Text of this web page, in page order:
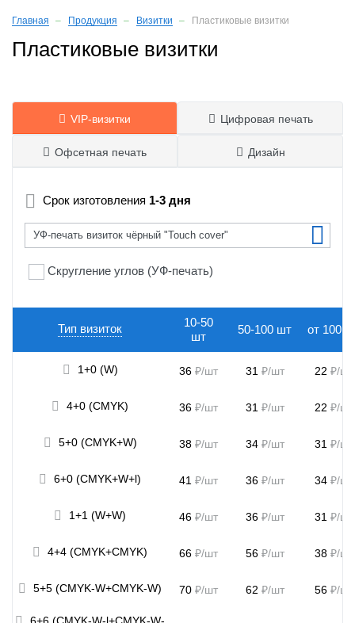
Главная Продукция Визитки Пластиковые визитки
Пластиковые визитки
 VIP-визитки  Цифровая печать
 Офсетная печать  Дизайн
 Срок изготовления 1-3 дня
УФ-печать визиток чёрный "Touch cover"
Скругление углов (УФ-печать)
Тип визиток
10-50
шт
50-100 шт от 100
 1+0 (W) 36 ₽/шт 31 ₽/шт 22 ₽/шт
 4+0 (CMYK) 36 ₽/шт 31 ₽/шт 22 ₽/шт
 5+0 (CMYK+W) 38 ₽/шт 34₽/шт 31 ₽/шт
 6+0 (CMYK+W+l) 41 ₽/шт 36₽/шт 34₽/шт
 1+1 (W+W) 46 ₽/шт 36₽/шт 31 ₽/шт
 4+4 (CMYK+CMYK) 66 ₽/шт 56₽/шт 38₽/шт
 5+5 (CMYK-W+CMYK-W) 70 ₽/шт 62 ₽/шт 56₽/шт
6+6 (CMYK-W-l+CMYK-W-